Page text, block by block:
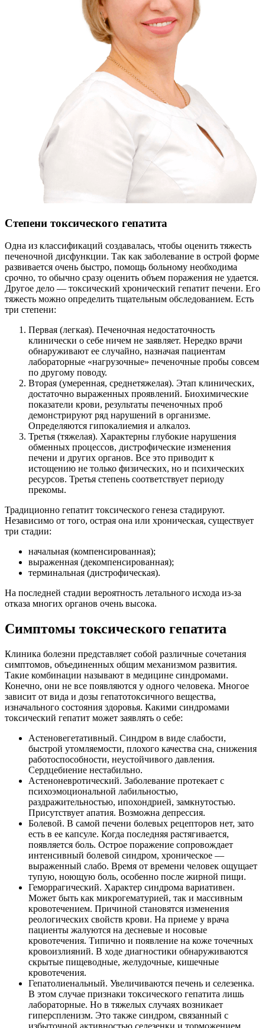
Степени токсического гепатита
Одна из классификаций создавалась, чтобы оценить тяжесть
печеночной дисфункции. Так как заболевание в острой форме
развивается очень быстро, помощь больному необходима
срочно, то обычно сразу оценить объем поражения не удается.
Другое дело — токсический хронический гепатит печени. Его
тяжесть можно определить тщательным обследованием. Есть
три степени:
Первая (легкая). Печеночная недостаточность
клинически о себе ничем не заявляет. Нередко врачи
обнаруживают ее случайно, назначая пациентам
лабораторные «нагрузочные» печеночные пробы совсем
по другому поводу.
Вторая (умеренная, среднетяжелая). Этап клинических,
достаточно выраженных проявлений. Биохимические
показатели крови, результаты печеночных проб
демонстрируют ряд нарушений в организме.
Определяются гипокалиемия и алкалоз.
Третья (тяжелая). Характерны глубокие нарушения
обменных процессов, дистрофические изменения
печени и других органов. Все это приводит к
истощению не только физических, но и психических
ресурсов. Третья степень соответствует периоду
прекомы.
Традиционно гепатит токсического генеза стадируют.
Независимо от того, острая она или хроническая, существует
три стадии:
начальная (компенсированная);
выраженная (декомпенсированная);
терминальная (дистрофическая).
На последней стадии вероятность летального исхода из-за
отказа многих органов очень высока.
Симптомы токсического гепатита
Клиника болезни представляет собой различные сочетания
симптомов, объединенных общим механизмом развития.
Такие комбинации называют в медицине синдромами.
Конечно, они не все появляются у одного человека. Многое
зависит от вида и дозы гепатотоксичного вещества,
изначального состояния здоровья. Какими синдромами
токсический гепатит может заявлять о себе:
Астеновегетативный. Синдром в виде слабости,
быстрой утомляемости, плохого качества сна, снижения
работоспособности, неустойчивого давления.
Сердцебиение нестабильно.
Астеноневротический. Заболевание протекает с
психоэмоциональной лабильностью,
раздражительностью, ипохондрией, замкнутостью.
Присутствует апатия. Возможна депрессия.
Болевой. В самой печени болевых рецепторов нет, зато
есть в ее капсуле. Когда последняя растягивается,
появляется боль. Острое поражение сопровождает
интенсивный болевой синдром, хроническое —
выраженный слабо. Время от времени человек ощущает
тупую, ноющую боль, особенно после жирной пищи.
Геморрагический. Характер синдрома вариативен.
Может быть как микрогематурией, так и массивным
кровотечением. Причиной становятся изменения
реологических свойств крови. На приеме у врача
пациенты жалуются на десневые и носовые
кровотечения. Типично и появление на коже точечных
кровоизлияний. В ходе диагностики обнаруживаются
скрытые пищеводные, желудочные, кишечные
кровотечения.
Гепатолиенальный. Увеличиваются печень и селезенка.
В этом случае признаки токсического гепатита лишь
лабораторные. Но в тяжелых случаях возникает
гиперспленизм. Это также синдром, связанный с
избыточной активностью селезенки и торможением